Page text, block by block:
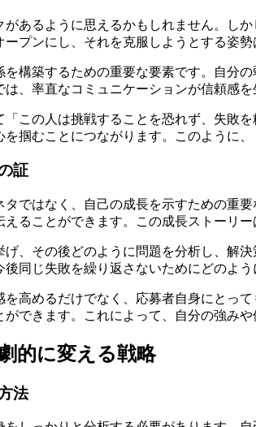
あるように思えるかもしれません。し
プンにし、それを克服しようとする姿
構築するための重要な要素です。自分
、率直なコミュニケーションが信頼感を
この人は挑戦することを恐れず、失敗
掴むことにつながります。このように
証
ではなく、自己の成長を示すための重
ることができます。この成長ストーリ
、その後どのように問題を分析し、解
同じ失敗を繰り返さないためにどのよ
高めるだけでなく、応募者自身にとっ
できます。これによって、自分の強み
的に変える戦略
法